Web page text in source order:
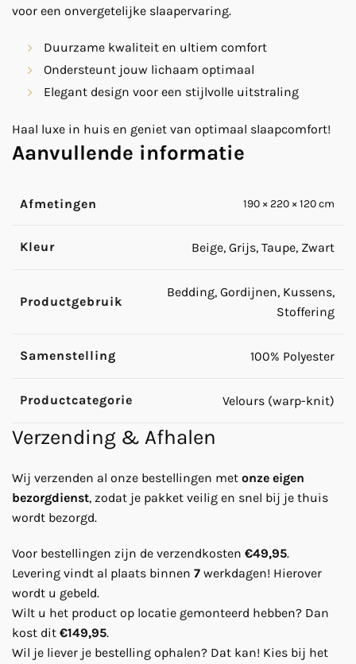
voor een onvergetelijke slaapervaring.
Duurzame kwaliteit en ultiem comfort
Ondersteunt jouw lichaam optimaal
Elegant design voor een stijlvolle uitstraling
Haal luxe in huis en geniet van optimaal slaapcomfort!
Aanvullende informatie
Afmetingen 190 × 220 × 120 cm
Kleur Beige, Grijs, Taupe, Zwart
Productgebruik
Bedding, Gordijnen, Kussens,
Stoffering
Samenstelling 100% Polyester
Productcategorie Velours (warp-knit)
Verzending & Afhalen
Wij verzenden al onze bestellingen met onze eigen
bezorgdienst, zodat je pakket veilig en snel bij je thuis
wordt bezorgd.
Voor bestellingen zijn de verzendkosten €49,95.
Levering vindt al plaats binnen 7 werkdagen! Hierover
wordt u gebeld.
Wilt u het product op locatie gemonteerd hebben? Dan
kost dit €149,95.
Wil je liever je bestelling ophalen? Dat kan! Kies bij het